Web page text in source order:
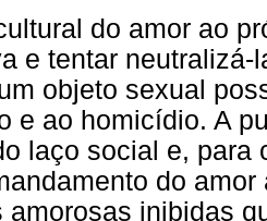
do amor ao
e tentar
objeto sexual
e ao homicídio. A
laço social e, para
do
amorosas inibidas